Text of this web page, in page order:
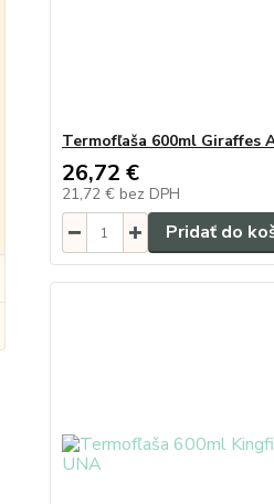
Termofľaša 600ml Giraffes
26,72 €
21,72 € bez DPH
Pridať do